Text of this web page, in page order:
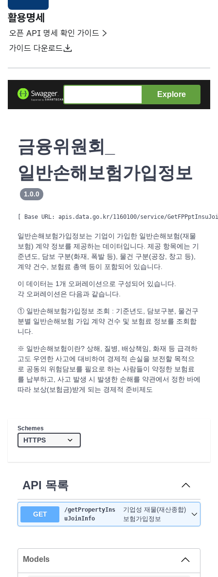
활용명세
오픈 API 명세 확인 가이드
가이드 다운로드
Explore
금융위원회_
일반손해보험가입정보
1.0.0
[ Base URL: apis.data.go.kr/1160100/service/
일반손해보험가입정보는 기업이 가입한 일반손해보험(재물
보험) 계약 정보를 제공하는 데이터입니다. 제공 항목에는 기
준년도, 담보 구분(화재, 폭발 등), 물건 구분(공장, 창고 등),
계약 건수, 보험료 총액 등이 포함되어 있습니다.
이 데이터는 1개 오퍼레이션으로 구성되어 있습니다.
각 오퍼레이션은 다음과 같습니다.
① 일반손해보험가입정보 조회 : 기준년도, 담보구분, 물건구
분별 일반손해보험 가입 계약 건수 및 보험료 정보를 조회합
니다.
※ 일반손해보험이란? 상해, 질병, 배상책임, 화재 등 급격하
고도 우연한 사고에 대비하여 경제적 손실을 보전할 목적으
로 공동의 위험담보를 필요로 하는 사람들이 약정한 보험료
를 납부하고, 사고 발생 시 발생한 손해를 약관에서 정한 바에
따라 보상(보험금)받게 되는 경제적 준비제도
Schemes
API 목록
GET
/getPropertyIns
uJoinInfo
기업성 재물(재산종합)
보험가입정보
Models